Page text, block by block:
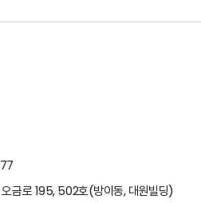
금로 195, 502호(방이동, 대원빌딩)